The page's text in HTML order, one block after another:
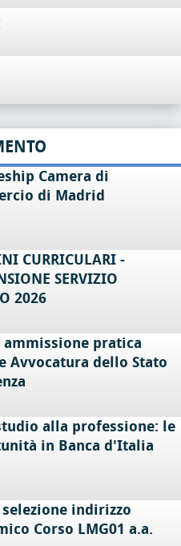
Camera di
di Madrid
CURRICULARI -
SERVIZIO
2026
ammissione pratica
Avvocatura dello Stato
alla professione: le
in Banca d'Italia
indirizzo
Corso LMG01 a.a.